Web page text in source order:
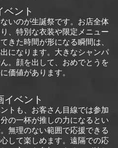
ベント
いのが生誕祭です。お店全体
、特別な衣装や限定メニュー
きた時間が形になる瞬間は、
になります。大きなシャンパ
。顔を出して、おめでとうを
価値があります。
イベント
トも、お客さん目線では参加
の一杯が推しの力になるとい
無理のない範囲で応援できる
して楽しめます。遠隔での応